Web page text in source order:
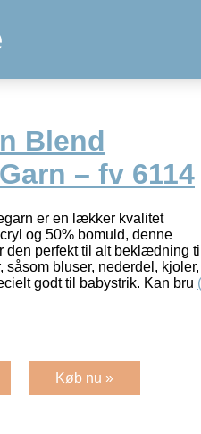
Blend
– fv 6114
er en lækker kvalitet
og 50% bomuld, denne
perfekt til alt beklædning til
såsom bluser, nederdel, kjoler,
godt til babystrik. Kan bru
Køb nu »